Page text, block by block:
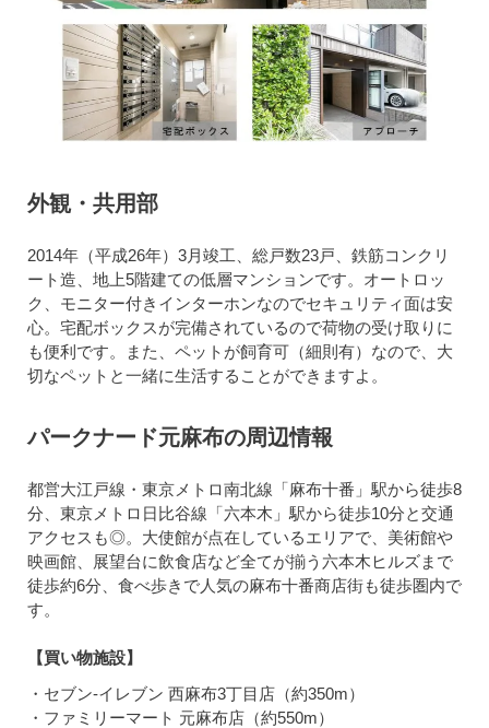
外観・共用部
2014年（平成26年）3月竣工、総戸数23戸、鉄筋コンクリ
ート造、地上5階建ての低層マンションです。オートロッ
ク、モニター付きインターホンなのでセキュリティ面は安
心。宅配ボックスが完備されているので荷物の受け取りに
も便利です。また、ペットが飼育可（細則有）なので、大
切なペットと一緒に生活することができますよ。
パークナード元麻布の周辺情報
都営大江戸線・東京メトロ南北線「麻布十番」駅から徒歩8
分、東京メトロ日比谷線「六本木」駅から徒歩10分と交通
アクセスも◎。大使館が点在しているエリアで、美術館や
映画館、展望台に飲食店など全てが揃う六本木ヒルズまで
徒歩約6分、食べ歩きで人気の麻布十番商店街も徒歩圏内で
す。
【買い物施設】
・セブン-イレブン 西麻布3丁目店（約350m）
・ファミリーマート 元麻布店（約550m）